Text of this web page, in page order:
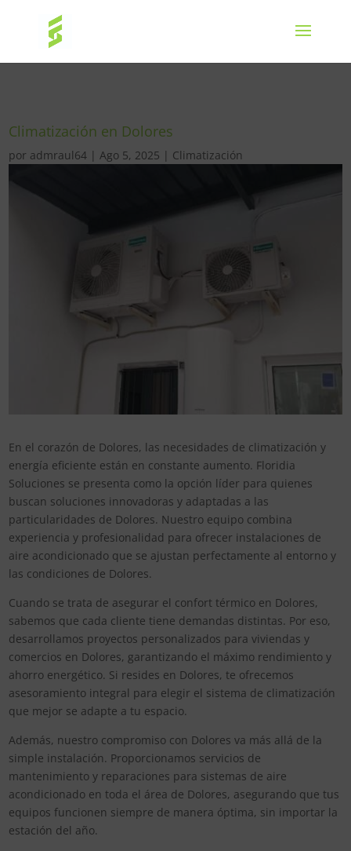
Climatización en Dolores
por admraul64 |Ago 5, 2025 | Climatización
En el corazón de Dolores, las necesidades de climatización y
energía eficiente están en constante aumento. Floridia
Soluciones se presenta como la opción líder para quienes
buscan soluciones innovadoras y adaptadas a las
particularidades de Dolores. Nuestro equipo combina
experiencia y profesionalidad para ofrecer instalaciones de
aire acondicionado que se ajustan perfectamente al entorno y
las condiciones de Dolores.
Cuando se trata de asegurar el confort térmico en Dolores,
sabemos que cada cliente tiene demandas distintas. Por eso,
desarrollamos proyectos personalizados para viviendas y
comercios en Dolores, garantizando el máximo rendimiento y
ahorro energético. Si resides en Dolores, te ofrecemos
asesoramiento integral para elegir el sistema de climatización
que mejor se adapte a tu espacio.
Además, nuestro compromiso con Dolores va más allá de la
simple instalación. Proporcionamos servicios de
mantenimiento y reparaciones para sistemas de aire
acondicionado en toda el área de Dolores, asegurando que tus
equipos funcionen siempre de manera óptima, sin importar la
estación del año.